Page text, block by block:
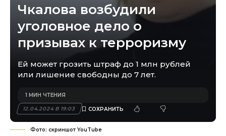
Чкалова возбудили
уголовное дело о
призывах к терроризму
Ей может грозить штраф до 1 млн рублей
или лишение свободны до 7 лет.
12.04.2024 В 19:03
1 МИН ЧТЕНИЯ
Фото: скриншот YouTube